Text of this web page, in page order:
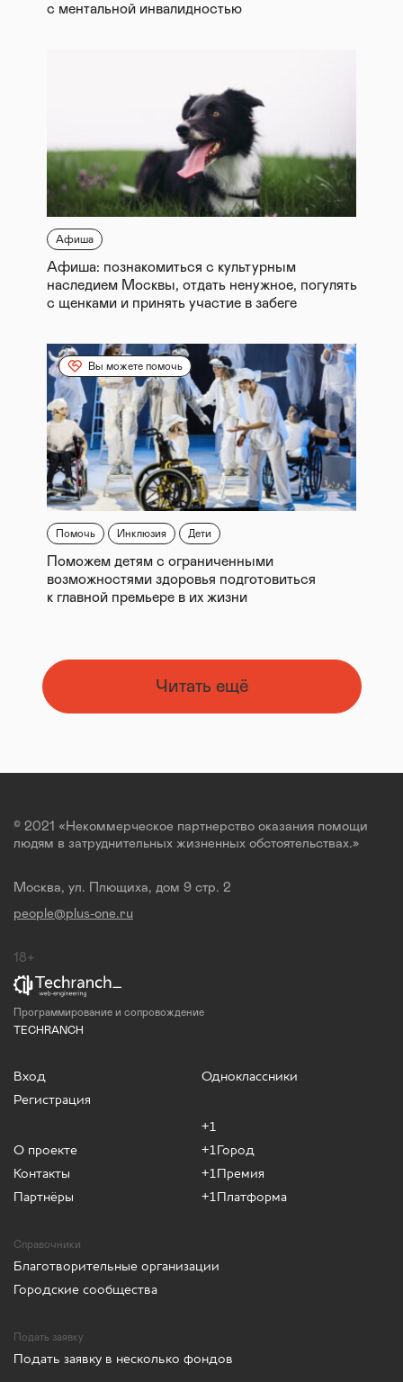
с ментальной инвалидностью
Афиша
Афиша: познакомиться с культурным
наследием Москвы, отдать ненужное, погулять
с щенками и принять участие в забеге
Вы можете помочь
Помочь Инклюзия Дети
Поможем детям с ограниченными
возможностями здоровья подготовиться
к главной премьере в их жизни
Читать ещё
© 2021 «Некоммерческое партнерство оказания помощи
людям в затруднительных жизненных обстоятельствах.»
Москва, ул. Плющиха, дом 9 стр. 2
people@plus-one.ru
18+
Программирование и сопровождение
TECHRANCH
Вход
Регистрация
О проекте
Контакты
Партнёры
Одноклассники
+1
+1Город
+1Премия
+1Платформа
Справочники
Благотворительные организации
Городские сообщества
Подать заявку
Подать заявку в несколько фондов